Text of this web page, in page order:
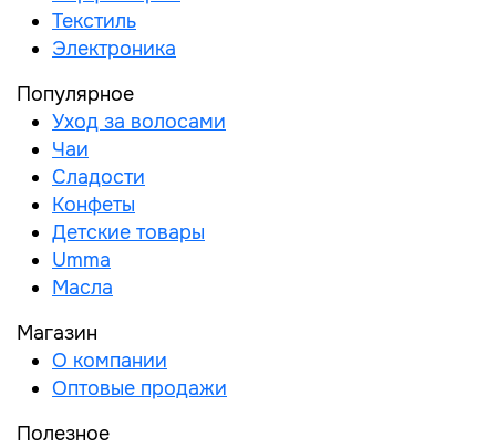
Текстиль
Электроника
Популярное
Уход за волосами
Чаи
Сладости
Конфеты
Детские товары
Umma
Масла
Магазин
О компании
Оптовые продажи
Полезное